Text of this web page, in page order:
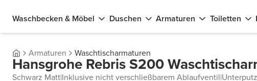
Waschbecken & Möbel Duschen Armaturen Toiletten
Armaturen Waschtischarmaturen
Hansgrohe Rebris S200
Schwarz Matt|Inklusive nicht verschließbarem Ablaufventil|Unterputz